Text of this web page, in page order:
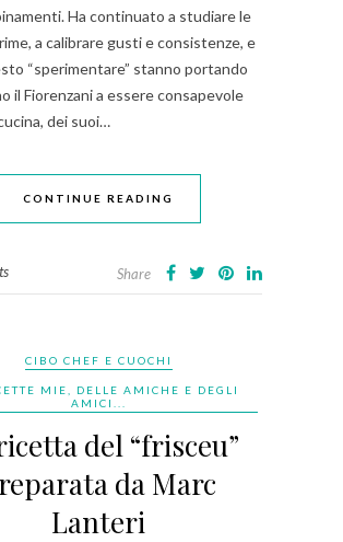
Ha continuato a studiare le
a calibrare gusti e consistenze, e
“sperimentare” stanno portando
il Fiorenzani a essere consapevole
dei suoi…
CONTINUE READING
Share
CIBO CHEF E CUOCHI
MIE, DELLE AMICHE E DEGLI
AMICI...
del “frisceu”
da Marc
Lanteri